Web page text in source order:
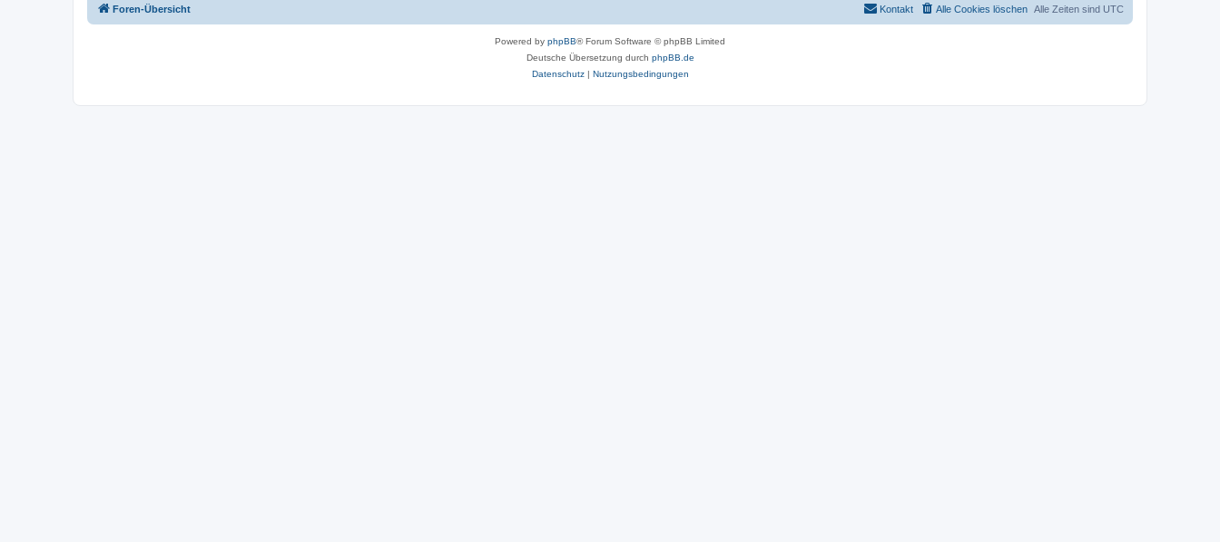
Foren-Übersicht Alle Zeiten sind UTC
Alle Cookies löschen
Kontakt
Powered by phpBB® Forum Software © phpBB Limited
Deutsche Übersetzung durch phpBB.de
Datenschutz| Nutzungsbedingungen